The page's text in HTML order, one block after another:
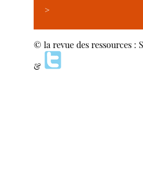
>
© la revue des ressources :
&